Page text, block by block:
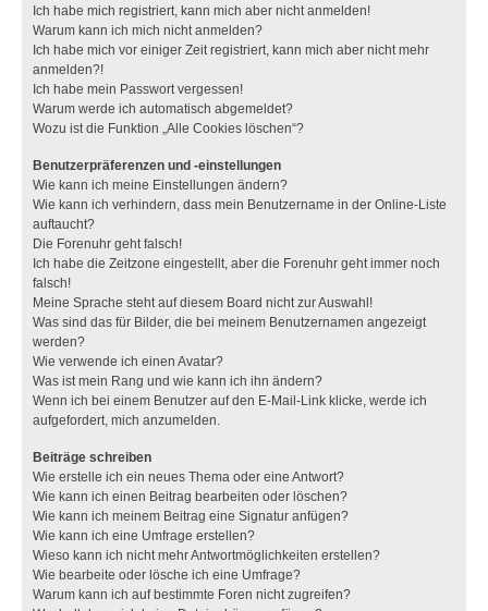
Ich habe mich registriert, kann mich aber nicht anmelden!
Warum kann ich mich nicht anmelden?
Ich habe mich vor einiger Zeit registriert, kann mich aber nicht mehr
anmelden?!
Ich habe mein Passwort vergessen!
Warum werde ich automatisch abgemeldet?
Wozu ist die Funktion „Alle Cookies löschen“?
Benutzerpräferenzen und -einstellungen
Wie kann ich meine Einstellungen ändern?
Wie kann ich verhindern, dass mein Benutzername in der Online-Liste
auftaucht?
Die Forenuhr geht falsch!
Ich habe die Zeitzone eingestellt, aber die Forenuhr geht immer noch
falsch!
Meine Sprache steht auf diesem Board nicht zur Auswahl!
Was sind das für Bilder, die bei meinem Benutzernamen angezeigt
werden?
Wie verwende ich einen Avatar?
Was ist mein Rang und wie kann ich ihn ändern?
Wenn ich bei einem Benutzer auf den E-Mail-Link klicke, werde ich
aufgefordert, mich anzumelden.
Beiträge schreiben
Wie erstelle ich ein neues Thema oder eine Antwort?
Wie kann ich einen Beitrag bearbeiten oder löschen?
Wie kann ich meinem Beitrag eine Signatur anfügen?
Wie kann ich eine Umfrage erstellen?
Wieso kann ich nicht mehr Antwortmöglichkeiten erstellen?
Wie bearbeite oder lösche ich eine Umfrage?
Warum kann ich auf bestimmte Foren nicht zugreifen?